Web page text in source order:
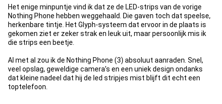
Het enige minpuntje vind ik dat ze de LED-strips van de vorige
Nothing Phone hebben weggehaald. Die gaven toch dat speelse,
herkenbare tintje. Het Glyph-systeem dat ervoor in de plaats is
gekomen ziet er zeker strak en leuk uit, maar persoonlijk mis ik
die strips een beetje.
Al met al zou ik de Nothing Phone (3) absoluut aanraden. Snel,
veel opslag, geweldige camera’s en een uniek design ondanks
dat kleine nadeel dat hij de led stripjes mist blijft dit echt een
toptelefoon.